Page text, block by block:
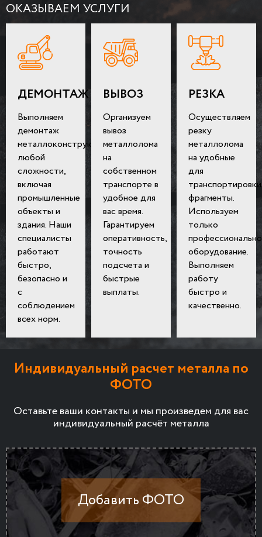
ОКАЗЫВАЕМ УСЛУГИ
ДЕМОНТАЖ
Выполняем
демонтаж
металлоконструкций
любой
сложности,
включая
промышленные
объекты и
здания. Наши
специалисты
работают
быстро,
безопасно и
с
соблюдением
всех норм.
ВЫВОЗ
Организуем
вывоз
металлолома
на
собственном
транспорте в
удобное для
вас время.
Гарантируем
оперативность,
точность
подсчета и
быстрые
выплаты.
РЕЗКА
Осуществляем
резку
металлолома
на удобные
для
транспортировки
фрагменты.
Используем
только
оборудование.
Выполняем
работу
быстро и
качественно.
Индивидуальный расчет металла по
ФОТО
Оставьте ваши контакты и мы произведем для вас
индивидуальный расчёт металла